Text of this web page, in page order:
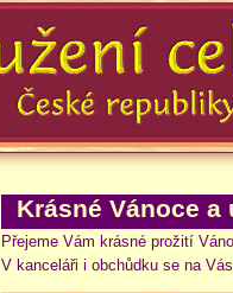
Krásné Vánoce a
Přejeme Vám krásné prožití
V kanceláři i obchůdku se na